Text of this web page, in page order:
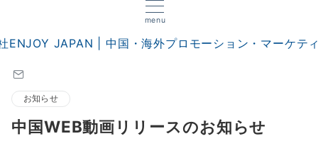
menu
お知らせ
中国WEB動画リリースのお知らせ